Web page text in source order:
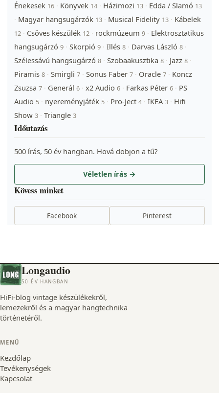
Énekesek 16 · Könyvek 14 · Házimozi 13 · Edda / Slamó 13
· Magyar hangsugárzók 13 · Musical Fidelity 13 · Kábelek
12 · Csöves készülék 12 · rockmúzeum 9 · Elektrosztatikus
hangsugárzó 9 · Skorpió 9 · Illés 8 · Darvas László 8 ·
Szélessávú hangsugárzó 8 · Szobaakusztika 8 · Jazz 8 ·
Piramis 8 · Smirgli 7 · Sonus Faber 7 · Oracle 7 · Koncz
Zsuzsa 7 · Generál 6 · x2 Audio 6 · Farkas Péter 6 · PS
Audio 5 · nyereményjáték 5 · Pro-Ject 4 · IKEA3 · Hifi
Show 3 · Triangle 3
Időutazás
500 írás, 50 év hangban. Hová dobjon a tű?
Véletlen írás →
Kövess minket
Facebook Pinterest
Longaudio
50 ÉV HANGBAN
HiFi-blog vintage készülékekről,
lemezekről és a magyar hangtechnika
történetéről.
MENÜ
Kezdőlap
Tevékenységek
Kapcsolat